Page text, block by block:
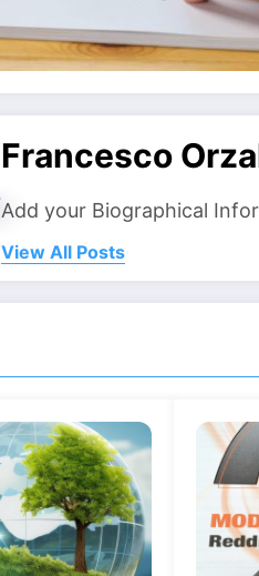
Francesco
Add your Biographical
View All Posts